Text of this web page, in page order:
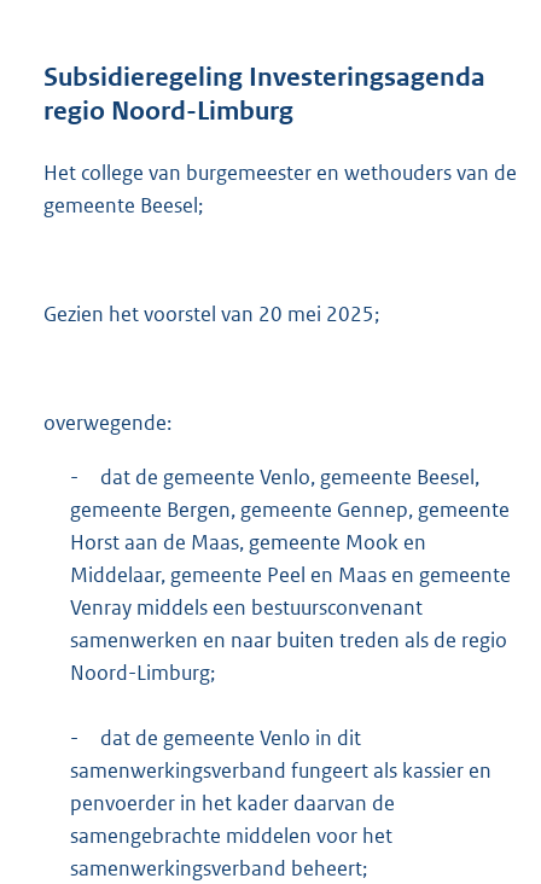
r
t
K
Subsidieregeling Investeringsagenda
regio Noord-Limburg
Het college van burgemeester en wethouders van de
gemeente Beesel;
Gezien het voorstel van 20 mei 2025;
overwegende:
-
dat de gemeente Venlo, gemeente Beesel,
gemeente Bergen, gemeente Gennep, gemeente
Horst aan de Maas, gemeente Mook en
Middelaar, gemeente Peel en Maas en gemeente
Venray middels een bestuursconvenant
samenwerken en naar buiten treden als de regio
Noord-Limburg;
-
dat de gemeente Venlo in dit
samenwerkingsverband fungeert als kassier en
penvoerder in het kader daarvan de
samengebrachte middelen voor het
samenwerkingsverband beheert;